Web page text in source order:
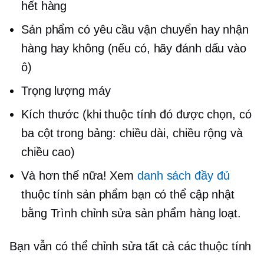
hết hàng
Sản phẩm có yêu cầu vận chuyển hay nhận
hàng hay không (nếu có, hãy đánh dấu vào
ô)
Trọng lượng máy
Kích thước (khi thuộc tính đó được chọn, có
ba cột trong bảng: chiều dài, chiều rộng và
chiều cao)
Và hơn thế nữa! Xem danh sách đầy đủ
thuộc tính sản phẩm bạn có thể cập nhật
bằng Trình chỉnh sửa sản phẩm hàng loạt.
Bạn vẫn có thể chỉnh sửa tất cả các thuộc tính